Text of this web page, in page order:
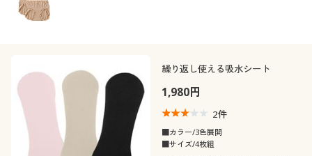
繰り返し使える吸水シート
1,980円
2件
■カラー/3色展開
■サイズ/4枚組